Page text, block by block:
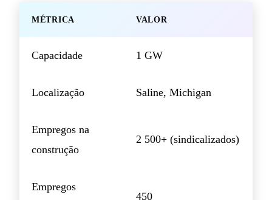
MÉTRICA VALOR
Capacidade 1 GW
Localização Saline, Michigan
Empregos na
construção
2 500+ (sindicalizados)
Empregos
450